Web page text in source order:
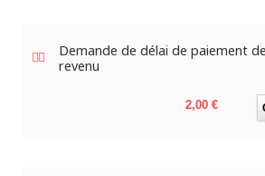
Demande de délai de paiement
revenu
Prix
2,00 €